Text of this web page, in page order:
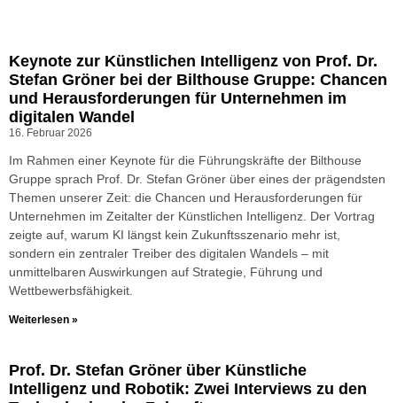
Keynote zur Künstlichen Intelligenz von Prof. Dr.
Stefan Gröner bei der Bilthouse Gruppe: Chancen
und Herausforderungen für Unternehmen im
digitalen Wandel
16. Februar 2026
Im Rahmen einer Keynote für die Führungskräfte der Bilthouse
Gruppe sprach Prof. Dr. Stefan Gröner über eines der prägendsten
Themen unserer Zeit: die Chancen und Herausforderungen für
Unternehmen im Zeitalter der Künstlichen Intelligenz. Der Vortrag
zeigte auf, warum KI längst kein Zukunftsszenario mehr ist,
sondern ein zentraler Treiber des digitalen Wandels – mit
unmittelbaren Auswirkungen auf Strategie, Führung und
Wettbewerbsfähigkeit.
Weiterlesen »
Prof. Dr. Stefan Gröner über Künstliche
Intelligenz und Robotik: Zwei Interviews zu den